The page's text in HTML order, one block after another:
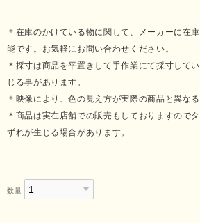
＊在庫のかけている物に関して、メーカーに在
能です。お気軽にお問い合わせください。
＊採寸は商品を平置きして手作業にて採寸して
じる事があります。
＊映像により、色の見え方が実際の商品と異なる
＊商品は実在店舗での販売もしておりますので
ずれが生じる場合があります。
数量